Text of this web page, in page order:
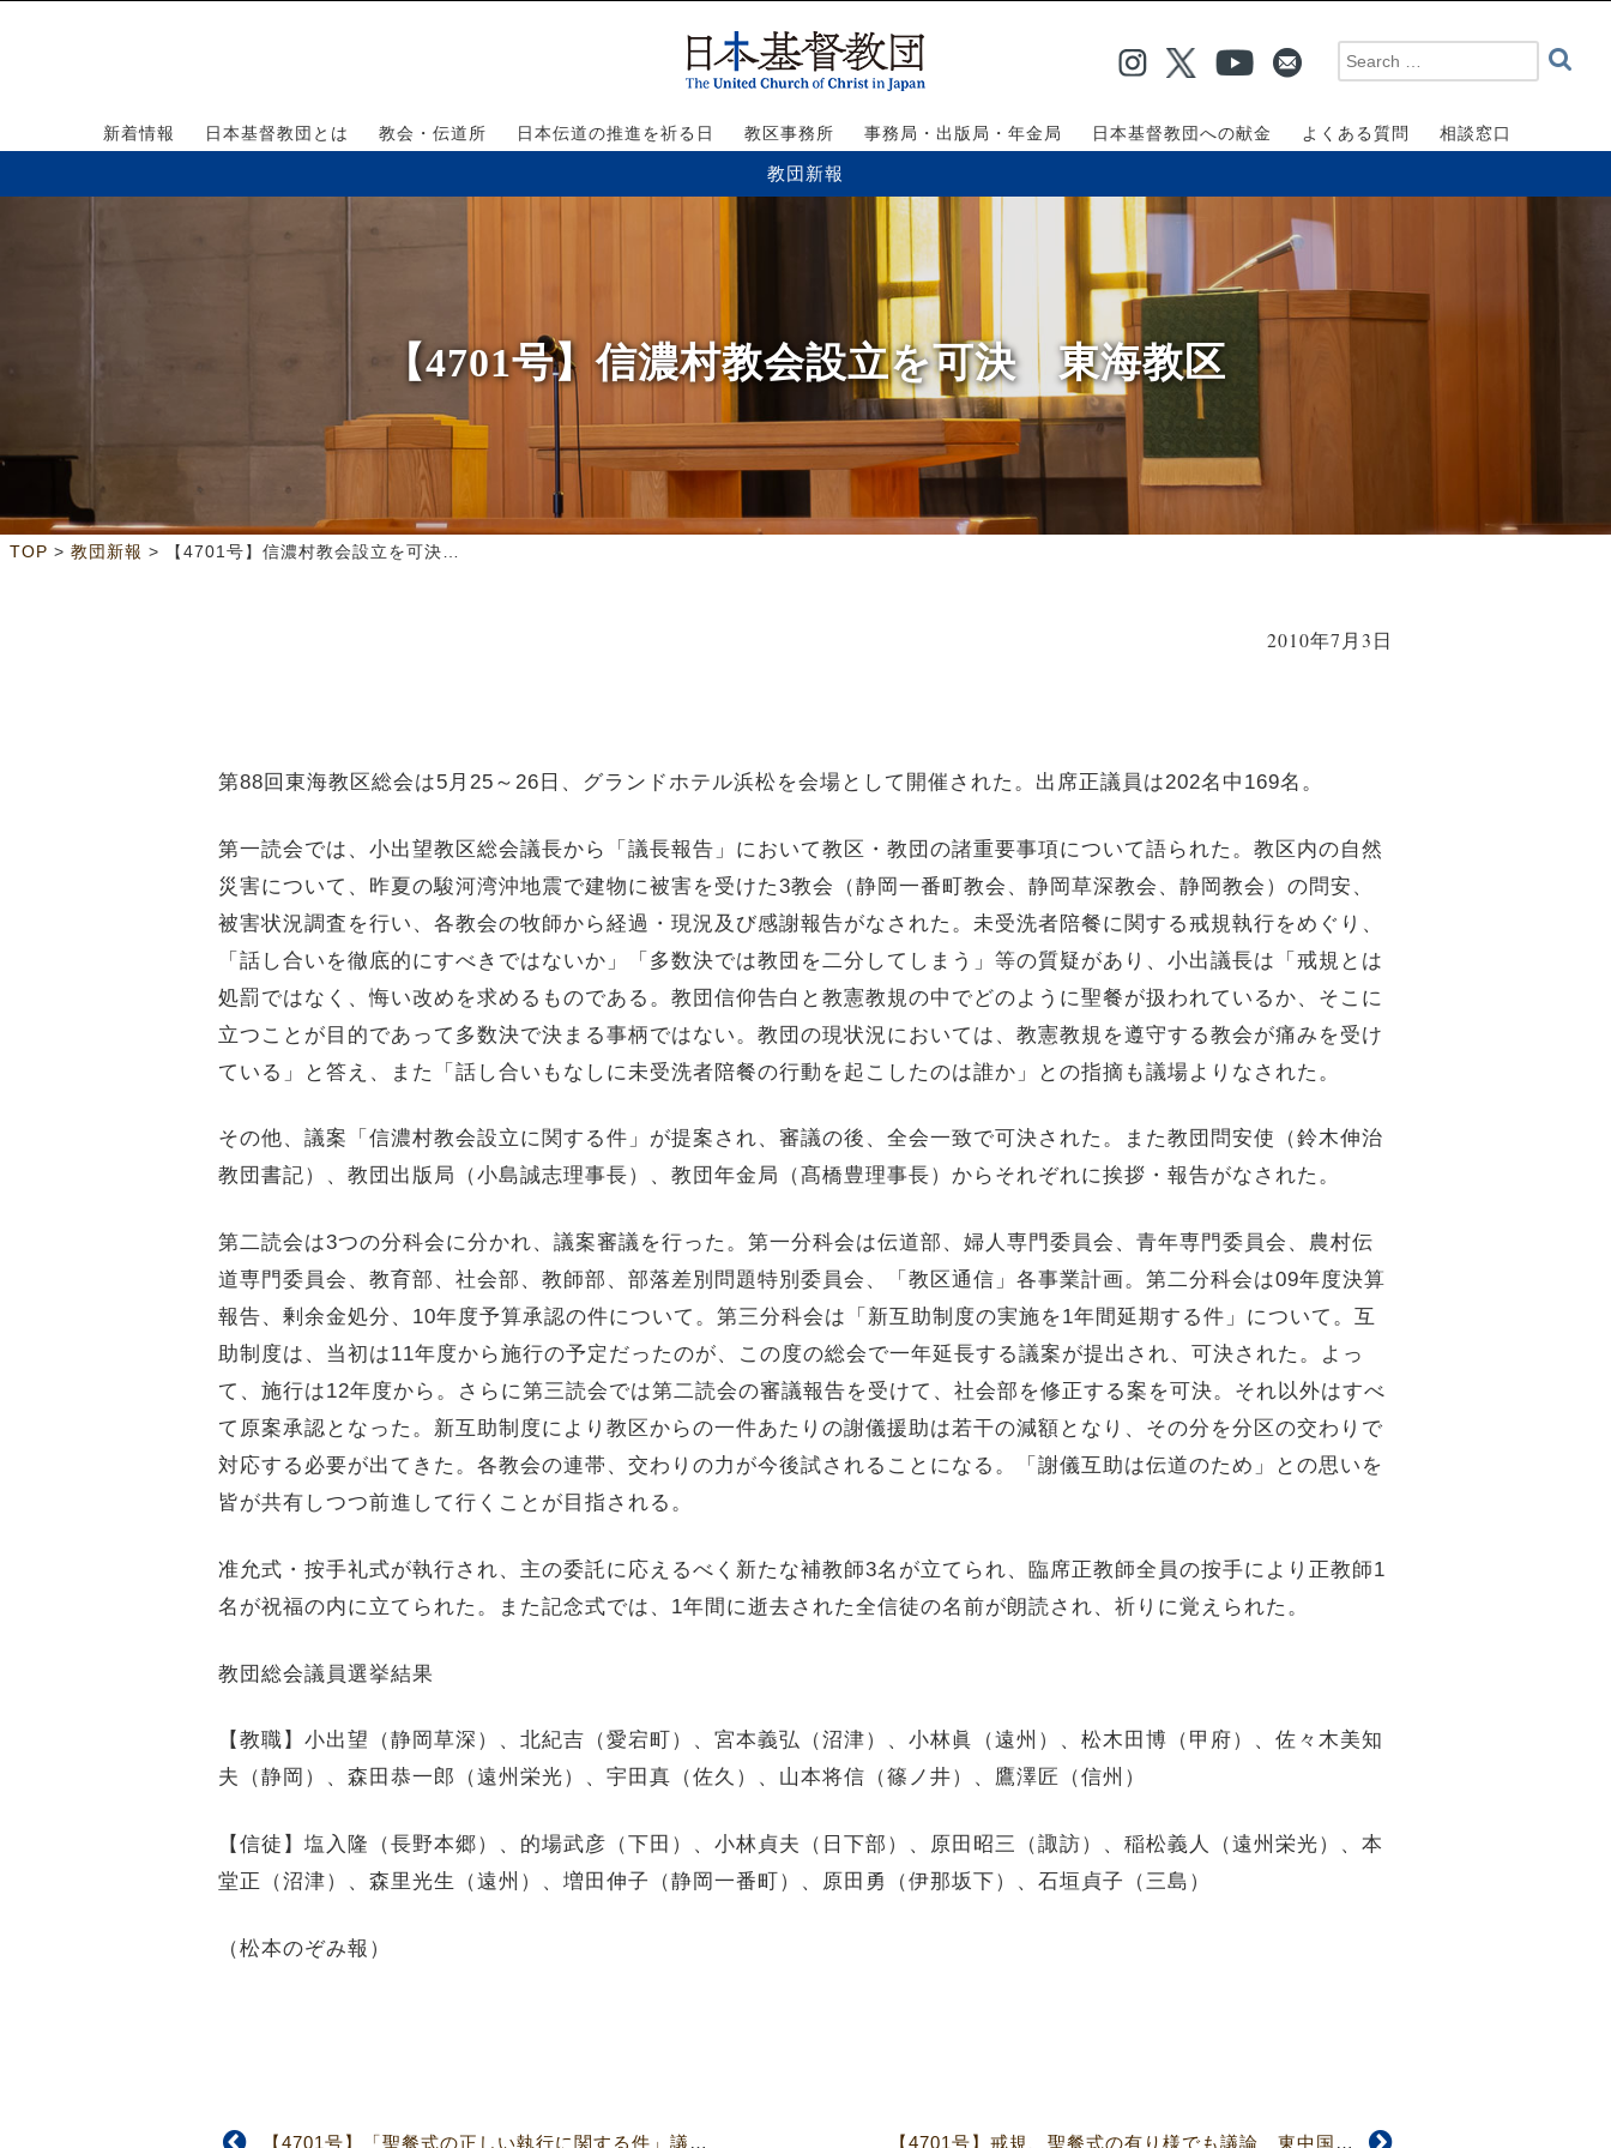
新着情報 日本基督教団とは 教会・伝道所 日本伝道の推進を祈る日 教区事務所 事務局・出版局・年金局 日本基督教団への献金 よくある質問 相談窓口
教団新報
【4701号】信濃村教会設立を可決 東海教区
TOP > 教団新報 > 【4701号】信濃村教会設立を可決 東海教区
2010年7月3日
第88回東海教区総会は5 月 25 ～ 26 日、グランドホテル浜松を会場として開催された。出席正議員は202名中 169名。
第一読会では、小出望教区総会議長から「議長報告」において教区・教団の諸重要事項について語られた。教区内の自然
災害について、昨夏の駿河湾沖地震で建物に被害を受けた3教会（静岡一番町教会、静岡草深教会、静岡教会）の問安、
被害状況調査を行い、各教会の牧師から経過・現況及び感謝報告がなされた。未受洗者陪餐に関する戒規執行をめぐり、
「話し合いを徹底的にすべきではないか」「多数決では教団を二分してしまう」等の質疑があり、小出議長は「戒規とは
処罰ではなく、悔い改めを求めるものである。教団信仰告白と教憲教規の中でどのように聖餐が扱われているか、そこに
立つことが目的であって多数決で決まる事柄ではない。教団の現状況においては、教憲教規を遵守する教会が痛みを受け
ている」と答え、また「話し合いもなしに未受洗者陪餐の行動を起こしたのは誰か」との指摘も議場よりなされた。
その他、議案「信濃村教会設立に関する件」が提案され、審議の後、全会一致で可決された。また教団問安使（鈴木伸治
教団書記）、教団出版局（小島誠志理事長）、教団年金局（ 髙橋豊理事長）からそれぞれに挨拶・報告がなされた。
第二読会は3つの分科会に分かれ、議案審議を行った。第一分科会は伝道部、婦人専門委員会、青年専門委員会、農村伝
道専門委員会、教育部、社会部、教師部、部落差別問題特別委員会、「教区通信」各事業計画。第二分科会は09年度決算
報告、剰余金処分、 10年度予算承認の件について。第三分科会は「新互助制度の実施を1年間延期する件」について。互
助制度は、当初は11年度から施行の予定だったのが、この度の総会で一年延長する議案が提出され、可決された。よっ
て、施行は12年度から。さらに第三読会では第二読会の審議報告を受けて、社会部を修正する案を可決。それ以外はすべ
て原案承認となった。新互助制度により教区からの一件あたりの謝儀援助は若干の減額となり、その分を分区の交わりで
対応する必要が出てきた。各教会の連帯、交わりの力が今後試されることになる。「謝儀互助は伝道のため」との思いを
皆が共有しつつ前進して行くことが目指される。
准允式・按手礼式が執行され、主の委託に応えるべく新たな補教師3名が立てられ、臨席正教師全員の按手により正教師1
名が祝福の内に立てられた。また記念式では、 1年間に逝去された全信徒の名前が朗読され、祈りに覚えられた。
教団総会議員選挙結果
【教職】小出望（静岡草深）、北紀吉（愛宕町）、宮本義弘（沼津）、小林眞（遠州）、松木田博（甲府）、佐々木美知
夫（静岡）、森田恭一郎（遠州栄光）、宇田真（佐久）、山本将信（篠ノ井）、鷹澤匠（信州）
【信徒】塩入隆（長野本郷）、的場武彦（下田）、小林貞夫（日下部）、原田昭三（諏訪）、稲松義人（遠州栄光）、本
堂正（沼津）、森里光生（遠州）、増田伸子（静岡一番町）、原田勇（伊那坂下）、石垣貞子（三島）
（松本のぞみ報）
【4701号】「聖餐式の正しい執行に関する件」議論白熱 関東教区 【4701号】戒規、聖餐式の有り様でも議論 東中国教区